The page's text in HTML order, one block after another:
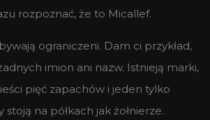
rozpoznać, że to Micallef.
ograniczeni. Dam ci przykład,
imion ani nazw. Istnieją marki,
pięć zapachów i jeden tylko
na półkach jak żołnierze.